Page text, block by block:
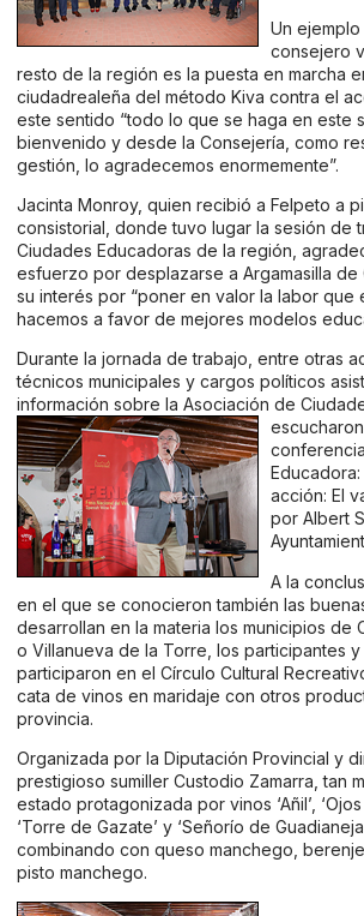
Un
consejero
resto de la región es la puesta en marcha
ciudadrealeña del método Kiva contra el
este sentido “todo lo que se haga en este
bienvenido y desde la Consejería, como
gestión, lo agradecemos enormemente”.
Jacinta Monroy, quien recibió a Felpeto a
consistorial, donde tuvo lugar la sesión de
Ciudades Educadoras de la región,
esfuerzo por desplazarse a Argamasilla
su interés por “poner en valor la labor que
hacemos a favor de mejores modelos
Durante la jornada de trabajo, entre otras
técnicos municipales y cargos políticos
información sobre la Asociación de
acción: El
por Albert
A la
en el que se conocieron también las
desarrollan en la materia los municipios de
o Villanueva de la Torre, los participantes
participaron en el Círculo Cultural
cata de vinos en maridaje con otros
provincia.
Organizada por la Diputación Provincial y
prestigioso sumiller Custodio Zamarra, tan
estado protagonizada por vinos ‘Añil’, ‘Ojos
‘Torre de Gazate’ y ‘Señorío de
combinando con queso manchego,
pisto manchego.